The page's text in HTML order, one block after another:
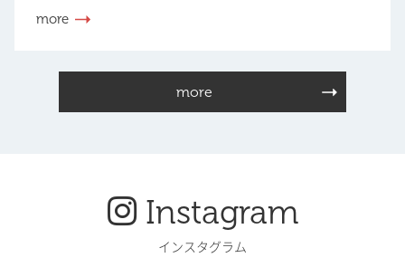
more
more
Instagram
インスタグラム